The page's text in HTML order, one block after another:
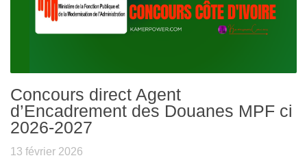
Concours direct Agent
d’Encadrement des Douanes MPF ci
2026-2027
13 février 2026